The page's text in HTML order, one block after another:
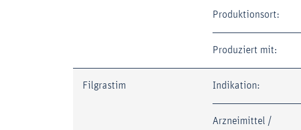
Produktionsort:
Produziert mit:
Filgrastim Indikation:
Arzneimittel /